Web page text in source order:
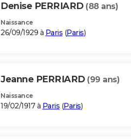
Denise PERRIARD (88 ans)
Naissance
26/09/1929 à Paris (Paris)
Jeanne PERRIARD (99 ans)
Naissance
19/02/1917 à Paris (Paris)